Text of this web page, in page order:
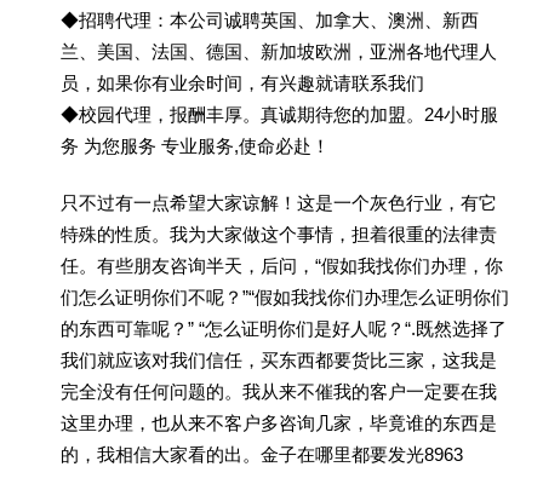
◆招聘代理：本公司诚聘英国、加拿大、澳洲、新西
兰、美国、法国、德国、新加坡欧洲，亚洲各地代理人
员，如果你有业余时间，有兴趣就请联系我们
◆校园代理，报酬丰厚。真诚期待您的加盟。24小时服
务 为您服务 专业服务,使命必赴！
只不过有一点希望大家谅解！这是一个灰色行业，有它
特殊的性质。我为大家做这个事情，担着很重的法律责
任。有些朋友咨询半天，后问，“假如我找你们办理，你
们怎么证明你们不呢？”“假如我找你们办理怎么证明你们
的东西可靠呢？” “怎么证明你们是好人呢？“.既然选择了
我们就应该对我们信任，买东西都要货比三家，这我是
完全没有任何问题的。我从来不催我的客户一定要在我
这里办理，也从来不客户多咨询几家，毕竟谁的东西是
的，我相信大家看的出。金子在哪里都要发光8963